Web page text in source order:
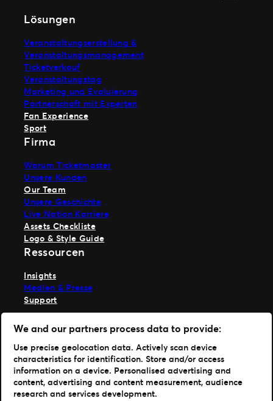
Lösungen
Veranstaltungserstellung &
Veranstaltungsmanagement
Ticketverkauf
Veranstaltungstag
Marketing und Evaluierung
Partnerschaft mit Experten
Fan Experience
Sport
Firma
Warum Ticketmaster
Unsere Kunden
Our Team
Unsere Geschichte
Live Nation Karriere
Assets Checkliste
Logo & Style Guide
Ressourcen
Insights
Medien & Presse
Support
TM1 anmelden
Hole dir unsere App
Ticketmaster
TM1 Reports
Portfolio
We and our partners process data to provide:
Use precise geolocation data. Actively scan device
characteristics for identification. Store and/or access
information on a device. Personalised advertising and
content, advertising and content measurement, audience
research and services development.